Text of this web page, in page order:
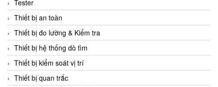
Tester
Thiết bị an toàn
Thiết bị đo lường & Kiểm tra
Thiết bị hệ thống dò tìm
Thiết bị kiểm soát vị trí
Thiết bị quan trắc